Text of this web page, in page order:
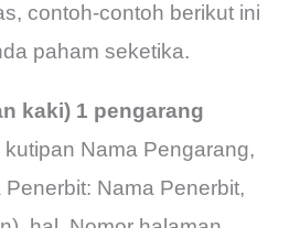
contoh-contoh berikut ini
paham seketika.
kaki) 1 pengarang
kutipan Nama Pengarang,
Nama Penerbit,